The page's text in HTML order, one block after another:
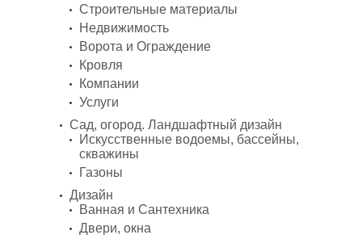
Строительные материалы
Недвижимость
Ворота и Ограждение
Кровля
Компании
Услуги
Сад, огород. Ландшафтный дизайн
Искусственные водоемы, бассейны,
скважины
Газоны
Дизайн
Ванная и Сантехника
Двери, окна